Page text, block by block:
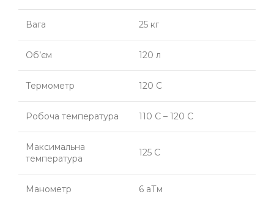
Вага 25 кг
Об’єм 120 л
Термометр 120 С
Робоча температура 110 С – 120 С
Максимальна
температура
125 С
Манометр 6 аТм